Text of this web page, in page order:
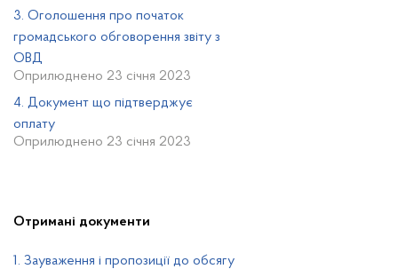
3. Оголошення про початок
громадського обговорення звіту з
ОВД
Оприлюднено 23 січня 2023
4. Документ що підтверджує
оплату
Оприлюднено 23 січня 2023
Отримані документи
1. Зауваження і пропозиції до обсягу